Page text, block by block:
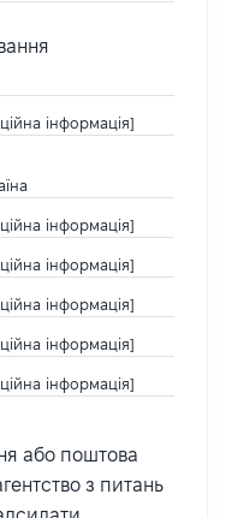
інформація]
інформація]
інформація]
інформація]
інформація]
інформація]
або поштова
з питань